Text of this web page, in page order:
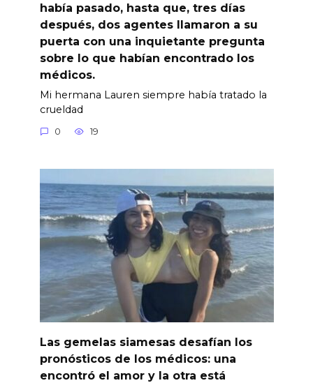
había pasado, hasta que, tres días
después, dos agentes llamaron a su
puerta con una inquietante pregunta
sobre lo que habían encontrado los
médicos.
Mi hermana Lauren siempre había tratado la
crueldad
0 19
Las gemelas siamesas desafían los
pronósticos de los médicos: una
encontró el amor y la otra está